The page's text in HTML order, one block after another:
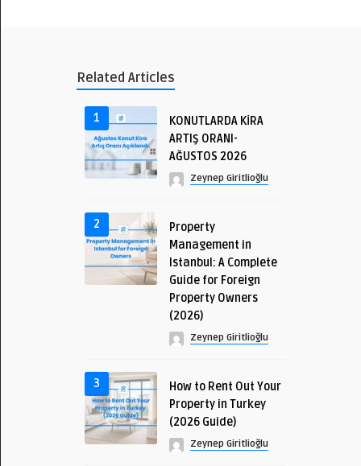
Related Articles
1
KONUTLARDA KİRA
ARTIŞ ORANI-
AĞUSTOS 2026
Zeynep Giritlioğlu
2
Property
Management in
Istanbul: A Complete
Guide for Foreign
Property Owners
(2026)
Zeynep Giritlioğlu
3
How to Rent Out Your
Property in Turkey
(2026 Guide)
Zeynep Giritlioğlu